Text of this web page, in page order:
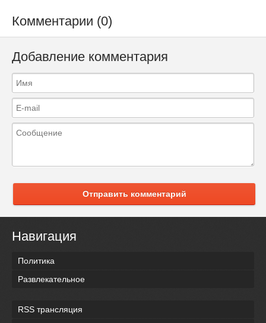
Комментарии (0)
Добавление комментария
Отправить комментарий
Навигация
Политика
Развлекательное
RSS трансляция